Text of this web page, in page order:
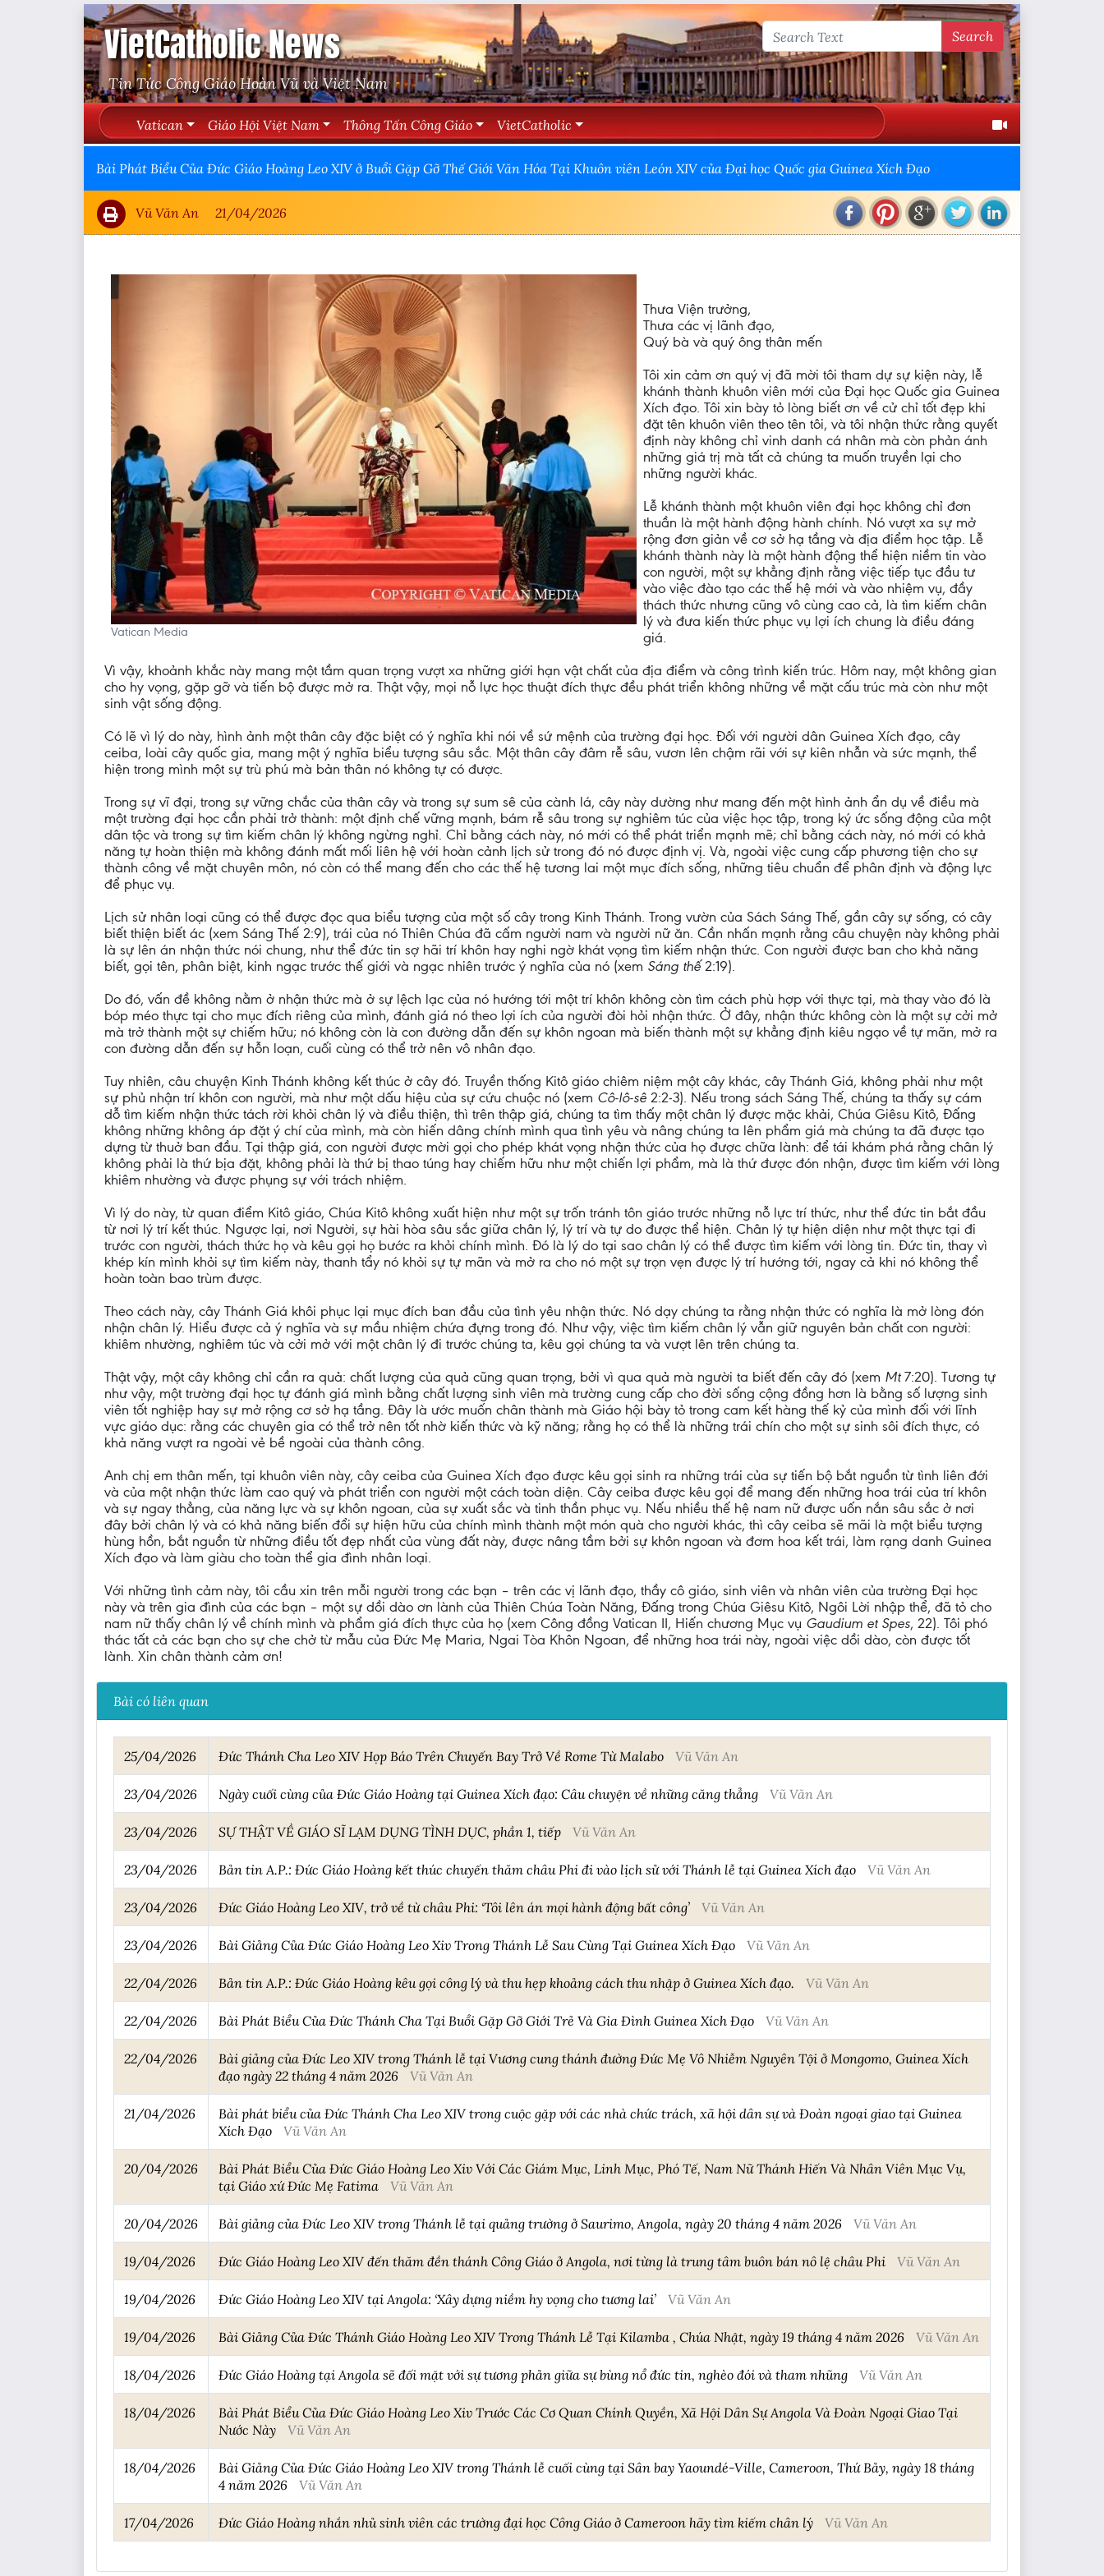
VietCatholic News
Tin Tức Công Giáo Hoàn Vũ và Việt Nam
Search
Vatican Giáo Hội Việt Nam Thông Tấn Công Giáo VietCatholic
Bài Phát Biểu Của Đức Giáo Hoàng Leo XIV ở Buổi Gặp Gỡ Thế Giới Văn Hóa Tại Khuôn viên León XIV của Đại học Quốc gia Guinea Xích Đạo
Vũ Văn An 21/04/2026
Vatican Media
Thưa Viện trưởng,
Thưa các vị lãnh đạo,
Quý bà và quý ông thân mến
Tôi xin cảm ơn quý vị đã mời tôi tham dự sự kiện này, lễ
khánh thành khuôn viên mới của Đại học Quốc gia Guinea
Xích đạo. Tôi xin bày tỏ lòng biết ơn về cử chỉ tốt đẹp khi
đặt tên khuôn viên theo tên tôi, và tôi nhận thức rằng quyết
định này không chỉ vinh danh cá nhân mà còn phản ánh
những giá trị mà tất cả chúng ta muốn truyền lại cho
những người khác.
Lễ khánh thành một khuôn viên đại học không chỉ đơn
thuần là một hành động hành chính. Nó vượt xa sự mở
rộng đơn giản về cơ sở hạ tầng và địa điểm học tập. Lễ
khánh thành này là một hành động thể hiện niềm tin vào
con người, một sự khẳng định rằng việc tiếp tục đầu tư
vào việc đào tạo các thế hệ mới và vào nhiệm vụ, đầy
thách thức nhưng cũng vô cùng cao cả, là tìm kiếm chân
lý và đưa kiến thức phục vụ lợi ích chung là điều đáng
giá.
Vì vậy, khoảnh khắc này mang một tầm quan trọng vượt xa những giới hạn vật chất của địa điểm và công trình kiến trúc. Hôm nay, một không gian
cho hy vọng, gặp gỡ và tiến bộ được mở ra. Thật vậy, mọi nỗ lực học thuật đích thực đều phát triển không những về mặt cấu trúc mà còn như một
sinh vật sống động.
Có lẽ vì lý do này, hình ảnh một thân cây đặc biệt có ý nghĩa khi nói về sứ mệnh của trường đại học. Đối với người dân Guinea Xích đạo, cây
ceiba, loài cây quốc gia, mang một ý nghĩa biểu tượng sâu sắc. Một thân cây đâm rễ sâu, vươn lên chậm rãi với sự kiên nhẫn và sức mạnh, thể
hiện trong mình một sự trù phú mà bản thân nó không tự có được.
Trong sự vĩ đại, trong sự vững chắc của thân cây và trong sự sum sê của cành lá, cây này dường như mang đến một hình ảnh ẩn dụ về điều mà
một trường đại học cần phải trở thành: một định chế vững mạnh, bám rễ sâu trong sự nghiêm túc của việc học tập, trong ký ức sống động của một
dân tộc và trong sự tìm kiếm chân lý không ngừng nghỉ. Chỉ bằng cách này, nó mới có thể phát triển mạnh mẽ; chỉ bằng cách này, nó mới có khả
năng tự hoàn thiện mà không đánh mất mối liên hệ với hoàn cảnh lịch sử trong đó nó được định vị. Và, ngoài việc cung cấp phương tiện cho sự
thành công về mặt chuyên môn, nó còn có thể mang đến cho các thế hệ tương lai một mục đích sống, những tiêu chuẩn để phân định và động lực
để phục vụ.
Lịch sử nhân loại cũng có thể được đọc qua biểu tượng của một số cây trong Kinh Thánh. Trong vườn của Sách Sáng Thế, gần cây sự sống, có cây
biết thiện biết ác (xem Sáng Thế 2:9), trái của nó Thiên Chúa đã cấm người nam và người nữ ăn. Cần nhấn mạnh rằng câu chuyện này không phải
là sự lên án nhận thức nói chung, như thể đức tin sợ hãi trí khôn hay nghi ngờ khát vọng tìm kiếm nhận thức. Con người được ban cho khả năng
biết, gọi tên, phân biệt, kinh ngạc trước thế giới và ngạc nhiên trước ý nghĩa của nó (xem Sáng thế2:19).
Do đó, vấn đề không nằm ở nhận thức mà ở sự lệch lạc của nó hướng tới một trí khôn không còn tìm cách phù hợp với thực tại, mà thay vào đó là
bóp méo thực tại cho mục đích riêng của mình, đánh giá nó theo lợi ích của người đòi hỏi nhận thức. Ở đây, nhận thức không còn là một sự cởi mở
mà trở thành một sự chiếm hữu; nó không còn là con đường dẫn đến sự khôn ngoan mà biến thành một sự khẳng định kiêu ngạo về tự mãn, mở ra
con đường dẫn đến sự hỗn loạn, cuối cùng có thể trở nên vô nhân đạo.
Tuy nhiên, câu chuyện Kinh Thánh không kết thúc ở cây đó. Truyền thống Kitô giáo chiêm niệm một cây khác, cây Thánh Giá, không phải như một
sự phủ nhận trí khôn con người, mà như một dấu hiệu của sự cứu chuộc nó (xem Cô-lô-sê 2:2-3). Nếu trong sách Sáng Thế, chúng ta thấy sự cám
dỗ tìm kiếm nhận thức tách rời khỏi chân lý và điều thiện, thì trên thập giá, chúng ta tìm thấy một chân lý được mặc khải, Chúa Giêsu Kitô, Đấng
không những không áp đặt ý chí của mình, mà còn hiến dâng chính mình qua tình yêu và nâng chúng ta lên phẩm giá mà chúng ta đã được tạo
dựng từ thuở ban đầu. Tại thập giá, con người được mời gọi cho phép khát vọng nhận thức của họ được chữa lành: để tái khám phá rằng chân lý
không phải là thứ bịa đặt, không phải là thứ bị thao túng hay chiếm hữu như một chiến lợi phẩm, mà là thứ được đón nhận, được tìm kiếm với lòng
khiêm nhường và được phụng sự với trách nhiệm.
Vì lý do này, từ quan điểm Kitô giáo, Chúa Kitô không xuất hiện như một sự trốn tránh tôn giáo trước những nỗ lực trí thức, như thể đức tin bắt đầu
từ nơi lý trí kết thúc. Ngược lại, nơi Người, sự hài hòa sâu sắc giữa chân lý, lý trí và tự do được thể hiện. Chân lý tự hiện diện như một thực tại đi
trước con người, thách thức họ và kêu gọi họ bước ra khỏi chính mình. Đó là lý do tại sao chân lý có thể được tìm kiếm với lòng tin. Đức tin, thay vì
khép kín mình khỏi sự tìm kiếm này, thanh tẩy nó khỏi sự tự mãn và mở ra cho nó một sự trọn vẹn được lý trí hướng tới, ngay cả khi nó không thể
hoàn toàn bao trùm được.
Theo cách này, cây Thánh Giá khôi phục lại mục đích ban đầu của tình yêu nhận thức. Nó dạy chúng ta rằng nhận thức có nghĩa là mở lòng đón
nhận chân lý. Hiểu được cả ý nghĩa và sự mầu nhiệm chứa đựng trong đó. Như vậy, việc tìm kiếm chân lý vẫn giữ nguyên bản chất con người:
khiêm nhường, nghiêm túc và cởi mở với một chân lý đi trước chúng ta, kêu gọi chúng ta và vượt lên trên chúng ta.
Thật vậy, một cây không chỉ cần ra quả: chất lượng của quả cũng quan trọng, bởi vì qua quả mà người ta biết đến cây đó (xem Mt7:20). Tương tự
như vậy, một trường đại học tự đánh giá mình bằng chất lượng sinh viên mà trường cung cấp cho đời sống cộng đồng hơn là bằng số lượng sinh
viên tốt nghiệp hay sự mở rộng cơ sở hạ tầng. Đây là ước muốn chân thành mà Giáo hội bày tỏ trong cam kết hàng thế kỷ của mình đối với lĩnh
vực giáo dục: rằng các chuyên gia có thể trở nên tốt nhờ kiến thức và kỹ năng; rằng họ có thể là những trái chín cho một sự sinh sôi đích thực, có
khả năng vượt ra ngoài vẻ bề ngoài của thành công.
Anh chị em thân mến, tại khuôn viên này, cây ceiba của Guinea Xích đạo được kêu gọi sinh ra những trái của sự tiến bộ bắt nguồn từ tình liên đới
và của một nhận thức làm cao quý và phát triển con người một cách toàn diện. Cây ceiba được kêu gọi để mang đến những hoa trái của trí khôn
và sự ngay thẳng, của năng lực và sự khôn ngoan, của sự xuất sắc và tinh thần phục vụ. Nếu nhiều thế hệ nam nữ được uốn nắn sâu sắc ở nơi
đây bởi chân lý và có khả năng biến đổi sự hiện hữu của chính mình thành một món quà cho người khác, thì cây ceiba sẽ mãi là một biểu tượng
hùng hồn, bắt nguồn từ những điều tốt đẹp nhất của vùng đất này, được nâng tầm bởi sự khôn ngoan và đơm hoa kết trái, làm rạng danh Guinea
Xích đạo và làm giàu cho toàn thể gia đình nhân loại.
Với những tình cảm này, tôi cầu xin trên mỗi người trong các bạn – trên các vị lãnh đạo, thầy cô giáo, sinh viên và nhân viên của trường Đại học
này và trên gia đình của các bạn – một sự dồi dào ơn lành của Thiên Chúa Toàn Năng, Đấng trong Chúa Giêsu Kitô, Ngôi Lời nhập thể, đã tỏ cho
nam nữ thấy chân lý về chính mình và phẩm giá đích thực của họ (xem Công đồng Vatican II, Hiến chương Mục vụ Gaudium et Spes, 22). Tôi phó
thác tất cả các bạn cho sự che chở từ mẫu của Đức Mẹ Maria, Ngai Tòa Khôn Ngoan, để những hoa trái này, ngoài việc dồi dào, còn được tốt
lành. Xin chân thành cảm ơn!
Bài có liên quan
25/04/2026 Đức Thánh Cha Leo XIV Họp Báo Trên Chuyến Bay Trở Về Rome Từ Malabo Vũ Văn An
23/04/2026 Ngày cuối cùng của Đức Giáo Hoàng tại Guinea Xích đạo: Câu chuyện về những căng thẳng Vũ Văn An
23/04/2026 SỰ THẬT VỀ GIÁO SĨ LẠM DỤNG TÌNH DỤC, phần 1, tiếp Vũ Văn An
23/04/2026 Bản tin A.P.: Đức Giáo Hoàng kết thúc chuyến thăm châu Phi đi vào lịch sử với Thánh lễ tại Guinea Xích đạo Vũ Văn An
23/04/2026 Đức Giáo Hoàng Leo XIV, trở về từ châu Phi: ‘Tôi lên án mọi hành động bất công’ Vũ Văn An
23/04/2026 Bài Giảng Của Đức Giáo Hoàng Leo Xiv Trong Thánh Lễ Sau Cùng Tại Guinea Xích Đạo Vũ Văn An
22/04/2026 Bản tin A.P.: Đức Giáo Hoàng kêu gọi công lý và thu hẹp khoảng cách thu nhập ở Guinea Xích đạo. Vũ Văn An
22/04/2026 Bài Phát Biểu Của Đức Thánh Cha Tại Buổi Gặp Gỡ Giới Trẻ Và Gia Đình Guinea Xích Đạo Vũ Văn An
22/04/2026
Bài giảng của Đức Leo XIV trong Thánh lễ tại Vương cung thánh đường Đức Mẹ Vô Nhiễm Nguyên Tội ở Mongomo, Guinea Xích
đạo ngày 22 tháng 4 năm 2026
Vũ Văn An
21/04/2026
Bài phát biểu của Đức Thánh Cha Leo XIV trong cuộc gặp với các nhà chức trách, xã hội dân sự và Đoàn ngoại giao tại Guinea
Xích Đạo
Vũ Văn An
20/04/2026
Bài Phát Biểu Của Đức Giáo Hoàng Leo Xiv Với Các Giám Mục, Linh Mục, Phó Tế, Nam Nữ Thánh Hiến Và Nhân Viên Mục Vụ,
tại Giáo xứ Đức Mẹ Fatima
Vũ Văn An
20/04/2026 Bài giảng của Đức Leo XIV trong Thánh lễ tại quảng trường ở Saurimo, Angola, ngày 20 tháng 4 năm 2026 Vũ Văn An
19/04/2026 Đức Giáo Hoàng Leo XIV đến thăm đền thánh Công Giáo ở Angola, nơi từng là trung tâm buôn bán nô lệ châu Phi Vũ Văn An
19/04/2026 Đức Giáo Hoàng Leo XIV tại Angola: ‘Xây dựng niềm hy vọng cho tương lai’ Vũ Văn An
19/04/2026 Bài Giảng Của Đức Thánh Giáo Hoàng Leo XIV Trong Thánh Lễ Tại Kilamba , Chúa Nhật, ngày 19 tháng 4 năm 2026 Vũ Văn An
18/04/2026 Đức Giáo Hoàng tại Angola sẽ đối mặt với sự tương phản giữa sự bùng nổ đức tin, nghèo đói và tham nhũng Vũ Văn An
18/04/2026
Bài Phát Biểu Của Đức Giáo Hoàng Leo Xiv Trước Các Cơ Quan Chính Quyền, Xã Hội Dân Sự Angola Và Đoàn Ngoại Giao Tại
Nước Này
Vũ Văn An
18/04/2026
Bài Giảng Của Đức Giáo Hoàng Leo XIV trong Thánh lễ cuối cùng tại Sân bay Yaoundé-Ville, Cameroon, Thứ Bảy, ngày 18 tháng
4 năm 2026
Vũ Văn An
17/04/2026 Đức Giáo Hoàng nhắn nhủ sinh viên các trường đại học Công Giáo ở Cameroon hãy tìm kiếm chân lý Vũ Văn An